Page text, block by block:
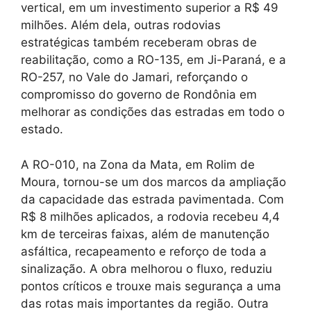
vertical, em um investimento superior a R$ 49
milhões. Além dela, outras rodovias
estratégicas também receberam obras de
reabilitação, como a RO-135, em Ji-Paraná, e a
RO-257, no Vale do Jamari, reforçando o
compromisso do governo de Rondônia em
melhorar as condições das estradas em todo o
estado.
A RO-010, na Zona da Mata, em Rolim de
Moura, tornou-se um dos marcos da ampliação
da capacidade das estrada pavimentada. Com
R$ 8 milhões aplicados, a rodovia recebeu 4,4
km de terceiras faixas, além de manutenção
asfáltica, recapeamento e reforço de toda a
sinalização. A obra melhorou o fluxo, reduziu
pontos críticos e trouxe mais segurança a uma
das rotas mais importantes da região. Outra